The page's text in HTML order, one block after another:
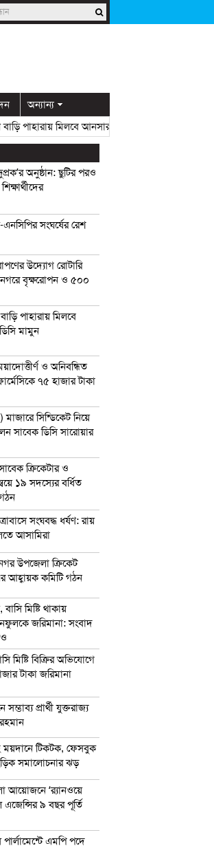
অন্যান্য
পাহারায় মিলবে আনসার সদস্য: ডিসি মামুন
অনুষ্ঠান: ছুটির পরও
এনসিপির সংঘর্ষের রেশ
উদ্যোগ রোটারি
বৃক্ষরোপন ও ৫০০
পাহারায় মিলবে
মামুন
ও অনিবন্ধিত
৭৫ হাজার টাকা
সিন্ডিকেট নিয়ে
সাবেক ডিসি সারোয়ার
ক্রিকেটার ও
১৯ সদস্যের বর্ধিত
সংঘবদ্ধ ধর্ষণ: রায়
আসামিরা
উপজেলা ক্রিকেট
আহ্বায়ক কমিটি গঠন
মিষ্টি থাকায়
জরিমানা: সংবাদ
মিষ্টি বিক্রির অভিযোগে
টাকা জরিমানা
প্রার্থী যুক্তরাজ্য
ময়দানে টিকটক, ফেসবুক
সমালোচনার ঝড়
আয়োজনে ‘র‍্যানওয়ে
এজেন্সির ৯ বছর পূর্তি
পার্লামেন্টে এমপি পদে